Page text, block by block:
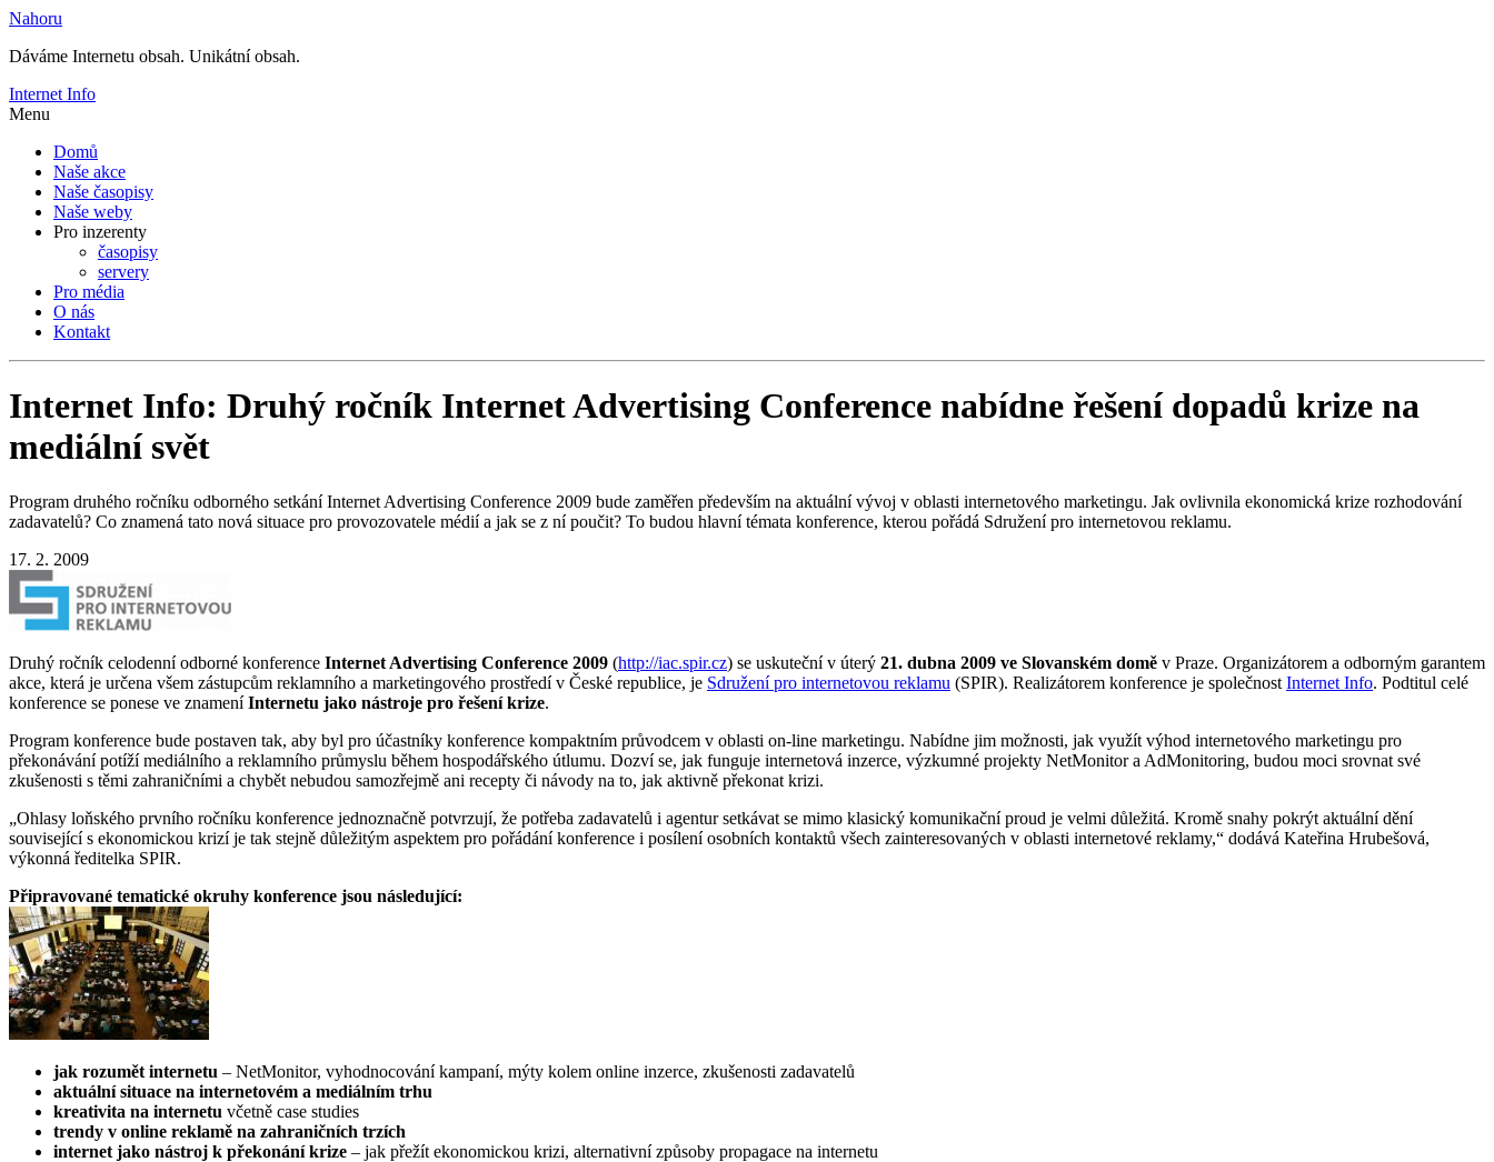
Nahoru
Dáváme Internetu obsah. Unikátní obsah.
Internet Info
Menu
Domů
Naše akce
Naše časopisy
Naše weby
Pro inzerenty
časopisy
servery
Pro média
O nás
Kontakt
Internet Info: Druhý ročník Internet Advertising Conference nabídne řešení dopadů krize na
mediální svět
Program druhého ročníku odborného setkání Internet Advertising Conference 2009 bude zaměřen především na aktuální vývoj v oblasti internetového marketingu. Jak ovlivnila ekonomická krize rozhodování
zadavatelů? Co znamená tato nová situace pro provozovatele médií a jak se z ní poučit? To budou hlavní témata konference, kterou pořádá Sdružení pro internetovou reklamu.
17. 2. 2009
Druhý ročník celodenní odborné konference Internet Advertising Conference 2009 (http://iac.spir.cz) se uskuteční v úterý 21. dubna 2009 ve Slovanském domě v Praze. Organizátorem a odborným garantem
akce, která je určena všem zástupcům reklamního a marketingového prostředí v České republice, je Sdružení pro internetovou reklamu (SPIR). Realizátorem konference je společnost Internet Info. Podtitul celé
konference se ponese ve znameníInternetu jako nástroje pro řešení krize.
Program konference bude postaven tak, aby byl pro účastníky konference kompaktním průvodcem v oblasti on-line marketingu. Nabídne jim možnosti, jak využít výhod internetového marketingu pro
překonávání potíží mediálního a reklamního průmyslu během hospodářského útlumu. Dozví se, jak funguje internetová inzerce, výzkumné projekty NetMonitor a AdMonitoring, budou moci srovnat své
zkušenosti s těmi zahraničními a chybět nebudou samozřejmě ani recepty či návody na to, jak aktivně překonat krizi.
Ohlasy loňského prvního ročníku konference jednoznačně potvrzují, že potřeba zadavatelů i agentur setkávat se mimo klasický komunikační proud je velmi důležitá. Kromě snahy pokrýt aktuální dění
související s ekonomickou krizí je tak stejně důležitým aspektem pro pořádání konference i posílení osobních kontaktů všech zainteresovaných v oblasti internetové reklamy,
dodává Kateřina Hrubešová,
výkonná ředitelka SPIR.
Připravované tematické okruhy konference jsou následující:
jak rozumět internetu – NetMonitor, vyhodnocování kampaní, mýty kolem online inzerce, zkušenosti zadavatelů
aktuální situace na internetovém a mediálním trhu
kreativita na internetu včetně case studies
trendy v online reklamě na zahraničních trzích
internet jako nástroj k překonání krize – jak přežít ekonomickou krizi, alternativní způsoby propagace na internetu